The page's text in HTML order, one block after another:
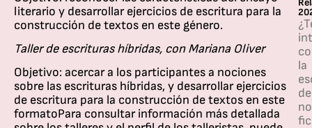
literario y desarrollar ejercicios de escritura para la
construcción de textos en este género.
Taller de escrituras híbridas, con Mariana Oliver
Objetivo: acercar a los participantes a nociones
sobre las escrituras híbridas, y desarrollar ejercicios
de escritura para la construcción de textos en este
formatoPara consultar información más detallada
la
de
no